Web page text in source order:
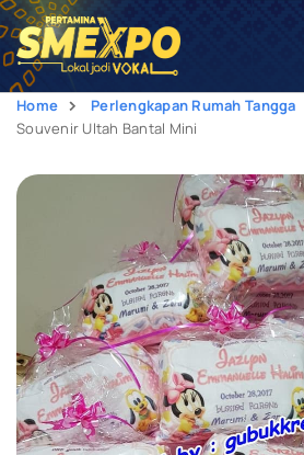
Home
Perlengkapan Rumah Tangga
Souvenir Ultah Bantal Mini